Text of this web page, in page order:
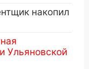
накопил
Ульяновской